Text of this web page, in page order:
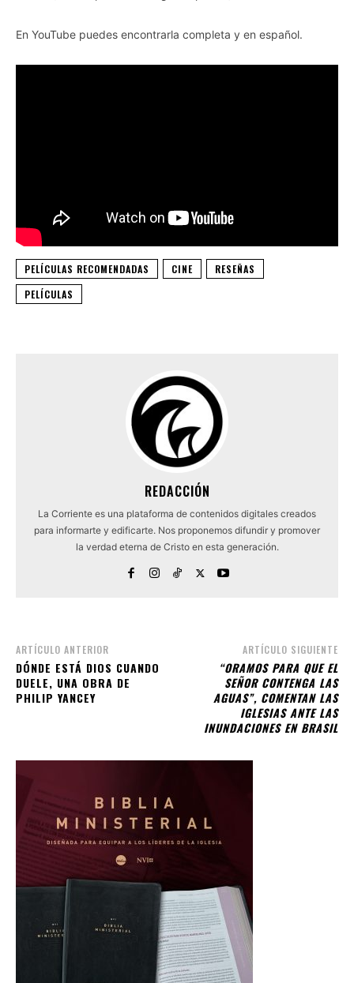
En YouTube puedes encontrarla completa y en español.
PELÍCULAS RECOMENDADAS CINE
RESEÑAS
PELÍCULAS
REDACCIÓN
La Corriente es una plataforma de contenidos digitales creados
para informarte y edificarte. Nos proponemos difundir y promover
la verdad eterna de Cristo en esta generación.
ARTÍCULO ANTERIOR
DÓNDE ESTÁ DIOS CUANDO
DUELE, UNA OBRA DE
PHILIP YANCEY
ARTÍCULO SIGUIENTE
“ORAMOS PARA QUE EL
SEÑOR CONTENGA LAS
AGUAS”, COMENTAN LAS
IGLESIAS ANTE LAS
INUNDACIONES EN BRASIL